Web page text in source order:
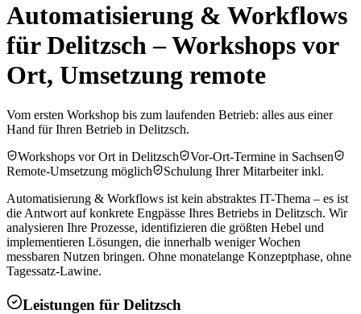
Automatisierung & Workflows
für Delitzsch – Workshops vor
Ort, Umsetzung remote
Vom ersten Workshop bis zum laufenden Betrieb: alles aus einer
Hand für Ihren Betrieb in Delitzsch.
Workshops vor Ort in Delitzsch
Vor-Ort-Termine in Sachsen
Remote-Umsetzung möglich
Schulung Ihrer Mitarbeiter inkl.
Automatisierung & Workflows ist kein abstraktes IT-Thema – es ist
die Antwort auf konkrete Engpässe Ihres Betriebs in Delitzsch. Wir
analysieren Ihre Prozesse, identifizieren die größten Hebel und
implementieren Lösungen, die innerhalb weniger Wochen
messbaren Nutzen bringen. Ohne monatelange Konzeptphase, ohne
Tagessatz-Lawine.
Leistungen für Delitzsch